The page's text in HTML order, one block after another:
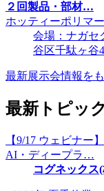
２回製品・部材…
ホッティーポリマ
会場：ナガセ
谷区千駄ヶ
最新展示会情報を
最新トピッ
【9/17 ウェビナー
AI・ディープラ…
コグネックス